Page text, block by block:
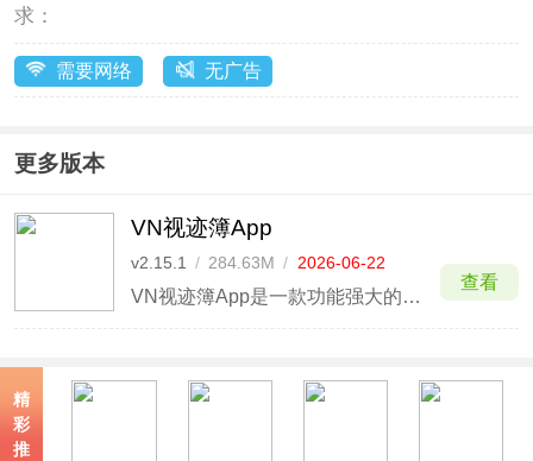
求：
需要网络 无广告
更多版本
VN视迹簿App
v2.15.1 / 284.63M / 2026-06-22
VN视迹簿App是一款功能强大的专业视频剪辑软件，提供多轨道剪辑、曲线变速、音乐音效、滤镜特效等剪辑全面功能，三分钟把让你的生活秒变大片。支持曲线变速，能轻松实现视频快慢变化的特效，还内置转场特效，让画面切换更加自然，6种变焦模式可供选择，帮你告别一镜到底的单调。
查看
精
彩
推